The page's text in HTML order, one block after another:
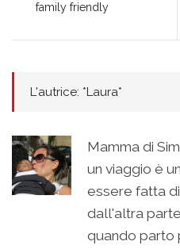
family friendly
L'autrice: *Laura*
Mamma di
un viaggio è
essere fatta
dall'altra
quando parto